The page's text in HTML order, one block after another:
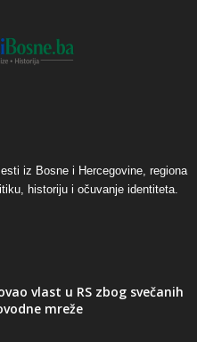
iz Bosne i Hercegovine, regiona
historiju i očuvanje identiteta.
vlast u RS zbog svečanih
mreže